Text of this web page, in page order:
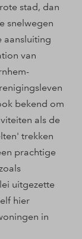
stad, dan
snelwegen
aansluiting
van
bekend om
als de
trekken
prachtige
uitgezette
hier
in